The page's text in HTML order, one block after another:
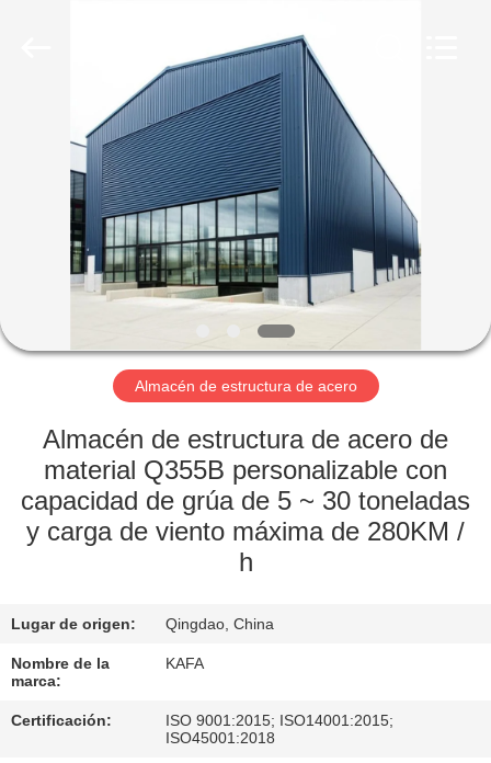
CASA.
PRODUCTOS
VÍDEOS
ESPECTÁCULO
SOBRE
NOSOTROS
POR
LA
FÁBRICA
Almacén de estructura de acero
Almacén de estructura de acero de
material Q355B personalizable con
capacidad de grúa de 5 ~ 30 toneladas
y carga de viento máxima de 280KM /
h
Lugar de origen: Qingdao, China
Nombre de la
marca:
KAFA
Certificación:
ISO 9001:2015; ISO14001:2015;
ISO45001:2018